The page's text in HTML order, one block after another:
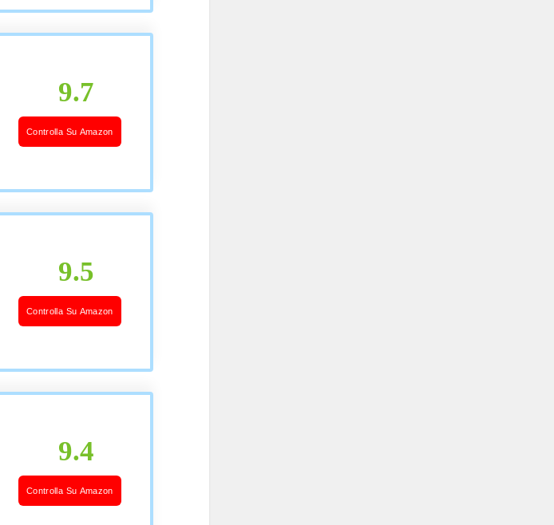
9.7
Controlla Su Amazon
9.5
Controlla Su Amazon
9.4
Controlla Su Amazon